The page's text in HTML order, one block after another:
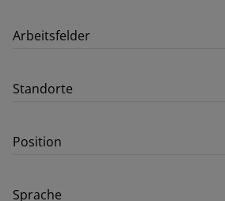
Arbeitsfelder
Standorte
Position
Sprache